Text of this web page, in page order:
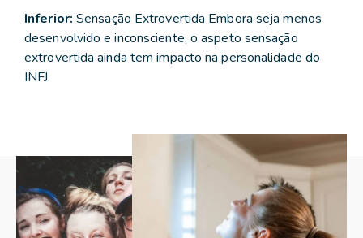
Inferior: Sensação Extrovertida Embora seja menos
desenvolvido e inconsciente, o aspeto sensação
extrovertida ainda tem impacto na personalidade do
INFJ.